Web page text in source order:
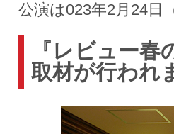
公演は023年2月24日
『レビュー
取材が行われ